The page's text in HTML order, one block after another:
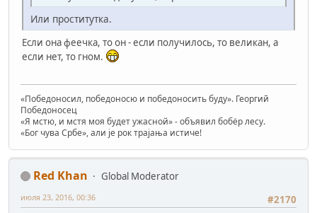
Или проститутка.
Если она феечка, то он - если получилось, то великан, а
если нет, то гном.
«Победоносил, победоносю и победоносить буду». Георгий
Победоносец
«Я мстю, и мстя моя будет ужасной» - объявил бобёр лесу.
«Бог чува Србе», али је рок трајања истиче!
Red Khan
Global Moderator
#2170
июля 23, 2016, 00:36